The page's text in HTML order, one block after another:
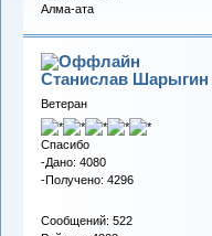
Алма-ата
Станислав Шарыгин
Ветеран
Спасибо
-Дано: 4080
-Получено: 4296
Сообщений: 522